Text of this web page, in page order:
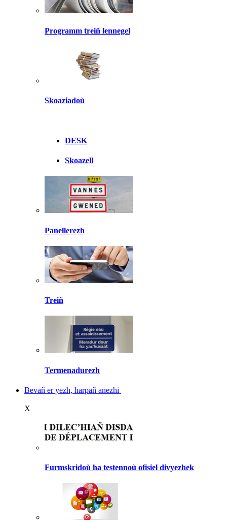
Programm treiñ lennegel
Skoaziadoù
DESK
Skoazell
Panellerezh
Treiñ
Termenadurezh
Bevañ er yezh, harpañ anezhi
X
Furmskridoù ha testennoù ofisiel divyezhek